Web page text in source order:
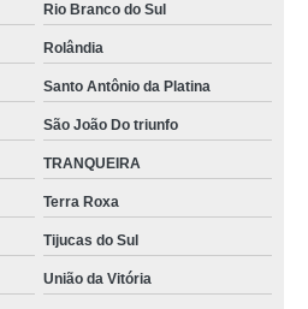
Rio Branco do Sul
Rolândia
Santo Antônio da Platina
São João Do triunfo
TRANQUEIRA
Terra Roxa
Tijucas do Sul
União da Vitória